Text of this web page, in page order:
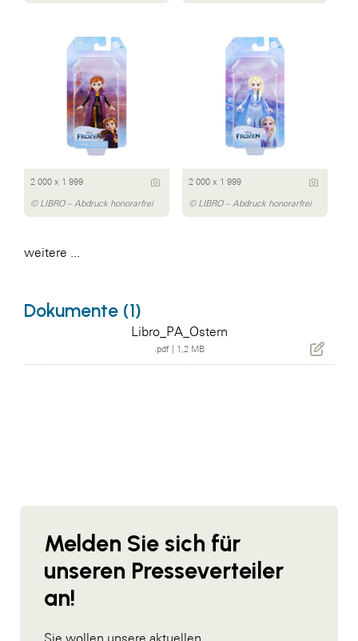
2 000 x 1 999
© LIBRO – Abdruck honorarfrei
2 000 x 1 999
© LIBRO – Abdruck honorarfrei
weitere ...
Dokumente (1)
Libro_PA_Ostern
.pdf| 1,2 MB
Melden Sie sich für
unseren Presseverteiler
an!